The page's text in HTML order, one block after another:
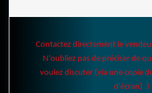
Contactez directement le
N'oubliez pas de préciser de
voulez discuter (via une copie
d'écran) :)